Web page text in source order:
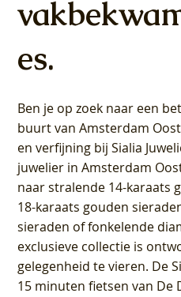
es.
Ben je op zoek naar een
buurt van Amsterdam Oost
en verfijning bij Sialia
juwelier in Amsterdam
naar stralende 14-karaats
18-karaats gouden
sieraden of fonkelende
exclusieve collectie is
gelegenheid te vieren. De
15 minuten fietsen van De